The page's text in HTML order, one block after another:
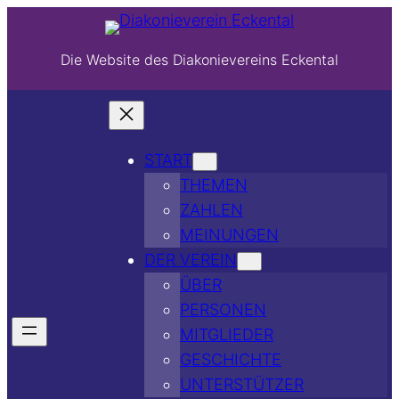
Die Website des Diakonievereins Eckental
START
THEMEN
ZAHLEN
MEINUNGEN
DER VEREIN
ÜBER
PERSONEN
MITGLIEDER
GESCHICHTE
UNTERSTÜTZER